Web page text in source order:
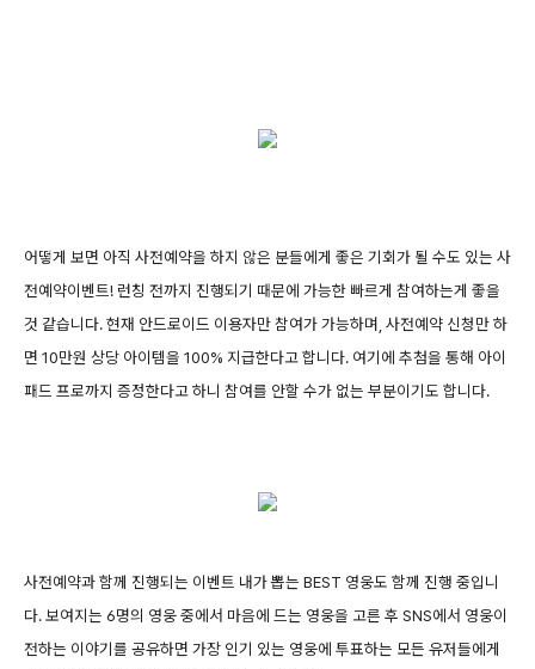
어떻게 보면 아직 사전예약을 하지 않은 분들에게 좋은 기회가 될 수도 있는 사
전예약이벤트! 런칭 전까지 진행되기 때문에 가능한 빠르게 참여하는게 좋을
것 같습니다. 현재 안드로이드 이용자만 참여가 가능하며, 사전예약 신청만 하
면 10만원 상당 아이템을 100% 지급한다고 합니다. 여기에 추첨을 통해 아이
패드 프로까지 증정한다고 하니 참여를 안할 수가 없는 부분이기도 합니다.
사전예약과 함께 진행되는 이벤트 내가 뽑는 BEST 영웅도 함께 진행 중입니
다. 보여지는 6명의 영웅 중에서 마음에 드는 영웅을 고른 후 SNS에서 영웅이
전하는 이야기를 공유하면 가장 인기 있는 영웅에 투표하는 모든 유저들에게